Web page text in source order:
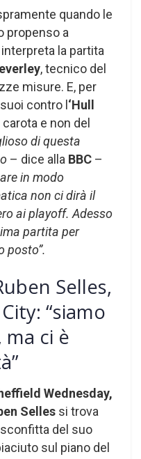
quando le
propenso a
la partita
, tecnico del
misure. E, per
contro l‘Hull
e non del
di questa
– dice alla BBC –
in modo
non ci dirà il
ai playoff. Adesso
partita per
posto”.
Selles,
“siamo
ci è
Wednesday,
Selles si trova
del suo
sul piano del